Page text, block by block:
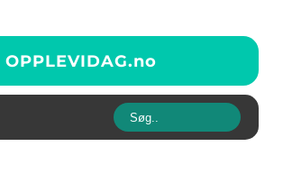
OPPLEVIDAG.no